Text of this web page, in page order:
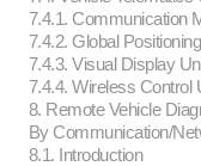
7.4.1. Communication
7.4.2. Global
7.4.3. Visual Display
7.4.4. Wireless Control
8. Remote Vehicle
By Communication/
8.1. Introduction